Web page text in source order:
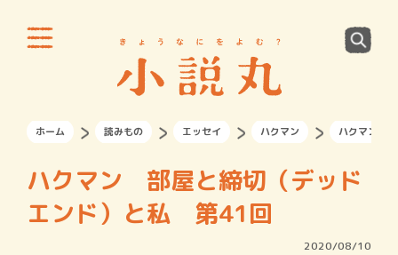
ホーム 読みもの エッセイ ハクマン ハクマン 部
ハクマン 部屋と締切（デッド
エンド）と私 第41回
2020/08/10